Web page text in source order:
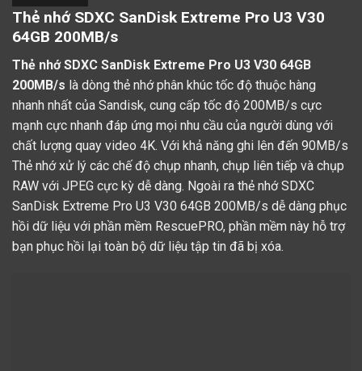
Thẻ nhớ SDXC SanDisk Extreme Pro U3 V30
64GB 200MB/s
Thẻ nhớ SDXC SanDisk Extreme Pro U3 V30 64GB
200MB/s là dòng thẻ nhớphân khúc tốc độ thuộc hàng
nhanh nhất của Sandisk, cung cấp tốc độ 200MB/s cực
mạnh cực nhanh đáp ứng mọi nhu cầu của người dùng với
chất lượng quay video 4K. Với khả năng ghi lên đến 90MB/s
Thẻ nhớ xử lý các chế độ chụp nhanh, chụp liên tiếp và chụp
RAW với JPEG cực kỳ dễ dàng. Ngoài ra thẻ nhớ SDXC
SanDisk Extreme Pro U3 V30 64GB 200MB/s dễ dàng phục
hồi dữ liệu với phần mềm RescuePRO, phần mềm này hỗ trợ
bạn phục hồi lại toàn bộ dữ liệu tập tin đã bị xóa.